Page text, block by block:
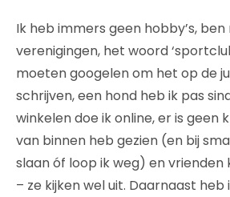
Ik heb immers geen hobby’s,
verenigingen, het woord
moeten googelen om het op de
schrijven, een hond heb ik pas
winkelen doe ik online, er is geen
van binnen heb gezien (en bij
slaan óf loop ik weg) en
– ze kijken wel uit. Daarnaast heb